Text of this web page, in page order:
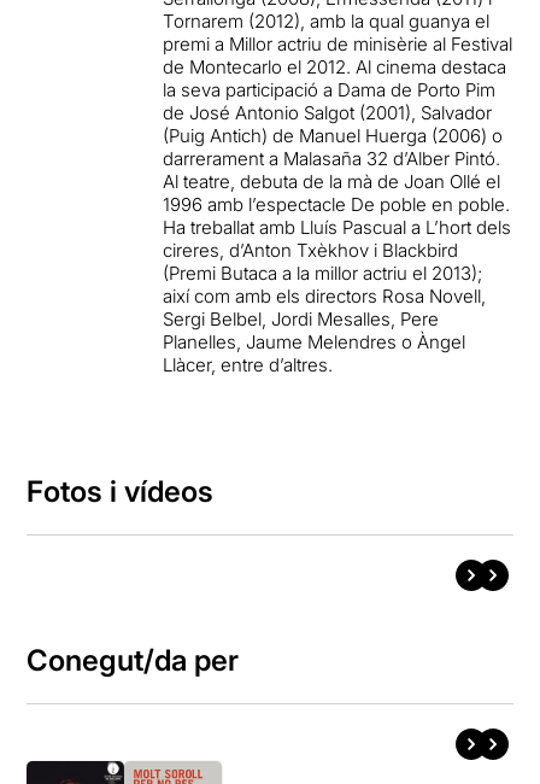
Tornarem (2012), amb la qual guanya el
premi a Millor actriu de minisèrie al Festival
de Montecarlo el 2012. Al cinema destaca
la seva participació a Dama de Porto Pim
de José Antonio Salgot (2001), Salvador
(Puig Antich) de Manuel Huerga (2006) o
darrerament a Malasaña 32 d’Alber Pintó.
Al teatre, debuta de la mà de Joan Ollé el
1996 amb l’espectacle De poble en poble.
Ha treballat amb Lluís Pascual a L’hort dels
cireres, d’Anton Txèkhov i Blackbird
(Premi Butaca a la millor actriu el 2013);
així com amb els directors Rosa Novell,
Sergi Belbel, Jordi Mesalles, Pere
Planelles, Jaume Melendres o Àngel
Llàcer, entre d’altres.
Fotos i vídeos
Conegut/da per